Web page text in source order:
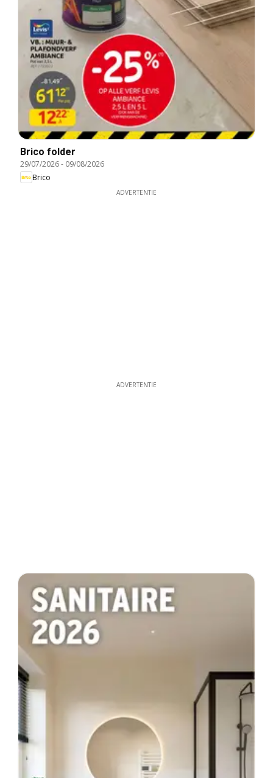
Brico folder
29/07/2026- 09/08/2026
Brico
ADVERTENTIE
ADVERTENTIE